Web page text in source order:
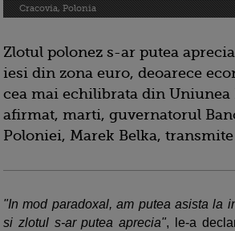
Cracovia, Polonia
Zlotul polonez s-ar putea
iesi din zona euro, deoarece
cea mai echilibrata din Uniunea
afirmat, marti, guvernatorul
Poloniei, Marek Belka,
"In mod paradoxal, am putea asista la
si zlotul s-ar putea aprecia", le-a